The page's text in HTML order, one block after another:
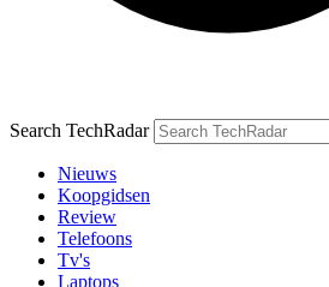
Search TechRadar
Nieuws
Koopgidsen
Review
Telefoons
Tv's
Laptops